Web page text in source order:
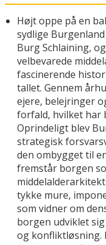
Højt oppe på en
sydlige
Burg Schlaining,
velbevarede
fascinerende
tallet. Gennem
ejere, belejringer
forfald, hvilket har
Oprindeligt blev
strategisk
den ombygget til
fremstår borgen
tykke mure,
som vidner om
borgen udviklet
og konfliktløsning.